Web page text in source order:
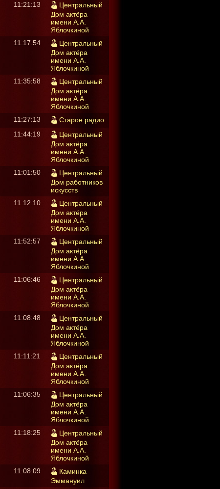
11:21:13
Центральный
Дом актёра
имени А.А.
Яблочкиной
11:17:54
Центральный
Дом актёра
имени А.А.
Яблочкиной
11:35:58
Центральный
Дом актёра
имени А.А.
Яблочкиной
11:27:13
Старое радио
11:44:19
Центральный
Дом актёра
имени А.А.
Яблочкиной
11:01:50
Центральный
Дом работников
искусств
11:12:10
Центральный
Дом актёра
имени А.А.
Яблочкиной
11:52:57
Центральный
Дом актёра
имени А.А.
Яблочкиной
11:06:46
Центральный
Дом актёра
имени А.А.
Яблочкиной
11:08:48
Центральный
Дом актёра
имени А.А.
Яблочкиной
11:11:21
Центральный
Дом актёра
имени А.А.
Яблочкиной
11:06:35
Центральный
Дом актёра
имени А.А.
Яблочкиной
11:18:25
Центральный
Дом актёра
имени А.А.
Яблочкиной
11:08:09
Каминка
Эммануил